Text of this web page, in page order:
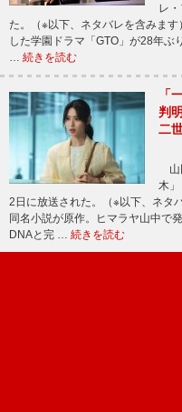
レ
た。（※以下、ネタバレを含みま
した学園ドラマ「GTO」が28年ぶ
続きを読む
「
判
二
山
木
2日に放送された。（※以下、ネ
同名小説が原作。ヒマラヤ山中で
DNAと完 … 続きを読む